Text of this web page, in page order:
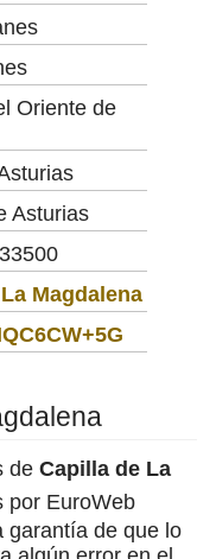
Oriente de
Asturias
33500
Magdalena
de Capilla de La
por EuroWeb
garantía de que lo